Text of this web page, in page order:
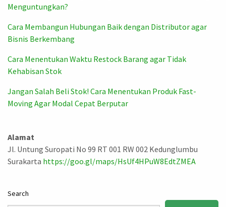
Menguntungkan?
Cara Membangun Hubungan Baik dengan Distributor agar
Bisnis Berkembang
Cara Menentukan Waktu Restock Barang agar Tidak
Kehabisan Stok
Jangan Salah Beli Stok! Cara Menentukan Produk Fast-
Moving Agar Modal Cepat Berputar
Alamat
Jl. Untung Suropati No 99 RT 001 RW 002 Kedunglumbu
Surakarta https://goo.gl/maps/HsUf4HPuW8EdtZMEA
Search